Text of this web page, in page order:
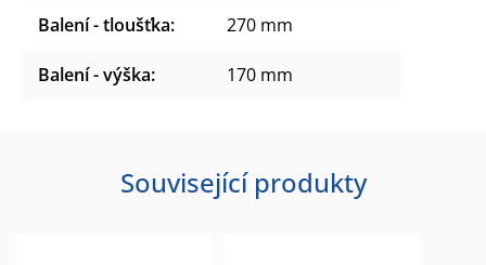
Balení - tloušťka: 270 mm
Balení - výška: 170 mm
Související produkty